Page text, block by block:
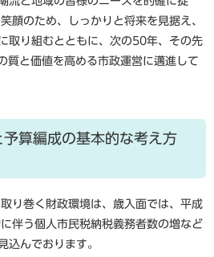
顔のため、しっかりと将来を見据え、
取り組むとともに、次の50年、その先
質と価値を高める市政運営に邁進して
算編成の基本的な考え方
り巻く財政環境は、歳入面では、平成
伴う個人市民税納税義務者数の増など
込んでおります。